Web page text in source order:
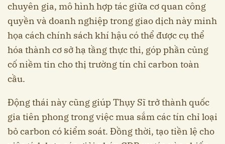
chuyên gia, mô hình hợp tác giữa cơ quan công
quyền và doanh nghiệp trong giao dịch này minh
họa cách chính sách khí hậu có thể được cụ thể
hóa thành cơ sở hạ tầng thực thi, góp phần củng
cố niềm tin cho thị trường tín chỉ carbon toàn
cầu.
Động thái này cũng giúp Thụy Sĩ trở thành quốc
gia tiên phong trong việc mua sắm các tín chỉ loại
bỏ carbon có kiểm soát. Đồng thời, tạo tiền lệ cho